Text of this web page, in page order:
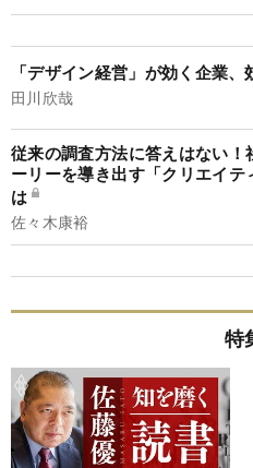
「デザイン経営」が効く企業
田川欣哉
従来の調査方法に答えはない！
ーリーを導き出す「クリエイテ
は
佐々木康裕
特